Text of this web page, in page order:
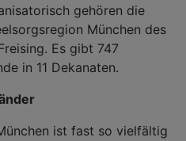
gehören die
München des
Es gibt 747
in 11 Dekanaten.
ist fast so vielfältig